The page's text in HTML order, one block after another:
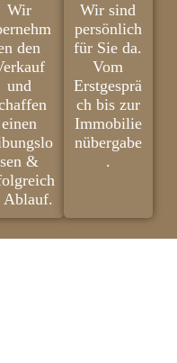
Wir
den
und
einen
sen &
Ablauf.
Wir sind
persönlich
für Sie da.
Vom
Erstgesprä
ch bis zur
Immobilie
nübergabe
.